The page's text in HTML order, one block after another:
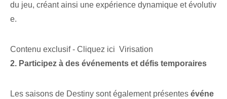
du jeu, créant ainsi une expérience dynamique et évolutiv
e.
Contenu exclusif - Cliquez ici Virisation
2. Participez à des événements et défis temporaires
Les saisons de Destiny sont également présentes⁢ événe